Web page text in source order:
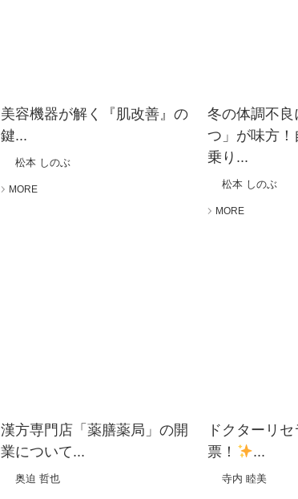
美容機器が解く『肌改善』の
鍵...
松本 しのぶ
MORE
冬の体調不
つ」が味方！
乗り...
松本 しのぶ
MORE
漢方専門店「薬膳薬局」の開
業について...
奥迫 哲也
ドクターリ
票！
...
寺内 睦美